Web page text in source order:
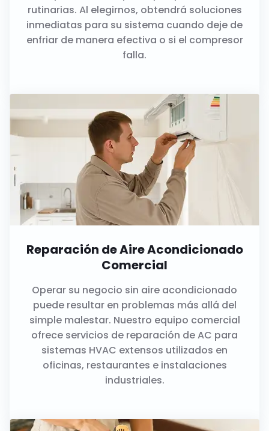
rutinarias. Al elegirnos, obtendrá soluciones
inmediatas para su sistema cuando deje de
enfriar de manera efectiva o si el compresor
falla.
Reparación de Aire Acondicionado
Comercial
Operar su negocio sin aire acondicionado
puede resultar en problemas más allá del
simple malestar. Nuestro equipo comercial
ofrece servicios de reparación de AC para
sistemas HVAC extensos utilizados en
oficinas, restaurantes e instalaciones
industriales.